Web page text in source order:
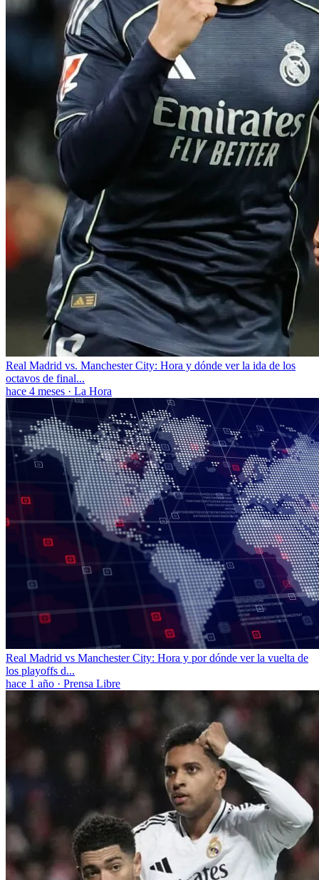
Real Madrid vs. Manchester City: Hora y dónde ver la ida de los
octavos de final...
hace 4 meses · La Hora
Real Madrid vs Manchester City: Hora y por dónde ver la vuelta de
los playoffs d...
hace 1 año · Prensa Libre